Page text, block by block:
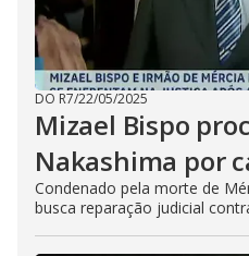
DO R7/22/05/2025
Mizael Bispo
Nakashima por
Condenado pela morte de
busca reparação judicial